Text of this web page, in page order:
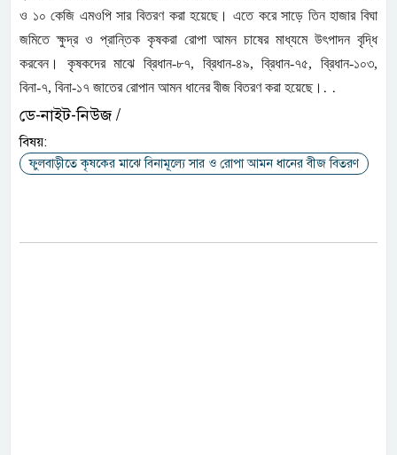
ও ১০ কেজি এমওপি সার বিতরণ করা হয়েছে। এতে করে সাড়ে তিন হাজার বিঘা
জমিতে ক্ষুদ্র ও প্রান্তিক কৃষকরা রোপা আমন চাষের মাধ্যমে উৎপাদন বৃদ্ধি
করবেন। কৃষকদের মাঝে ব্রিধান-৮৭, ব্রিধান-৪৯, ব্রিধান-৭৫, ব্রিধান-১০৩,
বিনা-৭, বিনা-১৭ জাতের রোপান আমন ধানের বীজ বিতরণ করা হয়েছে। . .
ডে-নাইট-নিউজ /
বিষয়:
ফুলবাড়ীতে কৃষকের মাঝে বিনামূল্যে সার ও রোপা আমন ধানের বীজ বিতরণ